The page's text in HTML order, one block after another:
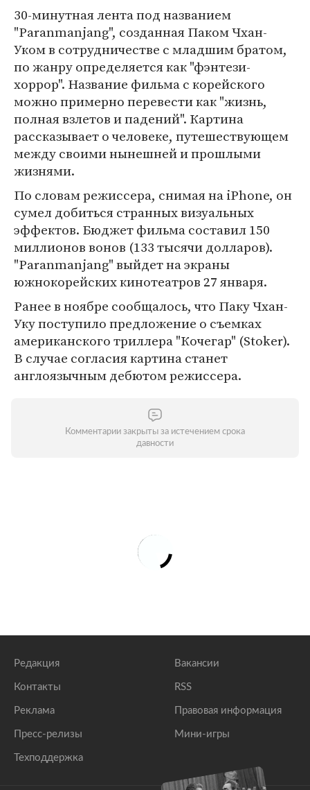
30-минутная лента под названием
"Paranmanjang", созданная Паком Чхан-
Уком в сотрудничестве с младшим братом,
по жанру определяется как "фэнтези-
хоррор". Название фильма с корейского
можно примерно перевести как "жизнь,
полная взлетов и падений". Картина
рассказывает о человеке, путешествующем
между своими нынешней и прошлыми
жизнями.
По словам режиссера, снимая на iPhone, он
сумел добиться странных визуальных
эффектов. Бюджет фильма составил 150
миллионов вонов (133 тысячи долларов).
"Paranmanjang" выйдет на экраны
южнокорейских кинотеатров 27 января.
Ранее в ноябре сообщалось, что Паку Чхан-
Уку поступило предложение о съемках
американского триллера "Кочегар" (Stoker).
В случае согласия картина станет
англоязычным дебютом режиссера.
Комментарии закрыты за истечением срока
давности
Редакция
Контакты
Реклама
Пресс-релизы
Техподдержка
Вакансии
RSS
Правовая информация
Мини-игры